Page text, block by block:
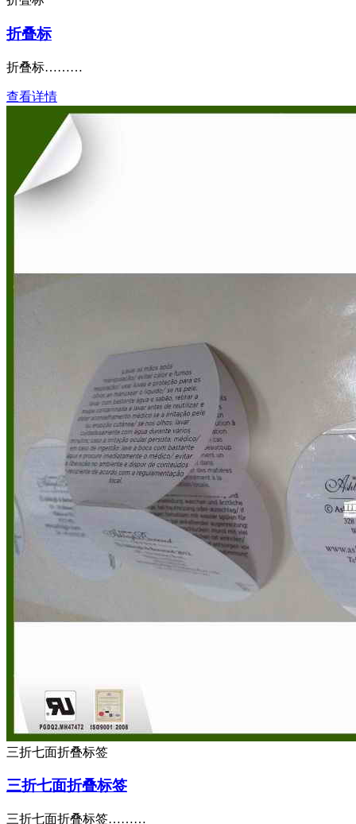
折叠标
折叠标………
查看详情
三折七面折叠标签
三折七面折叠标签
三折七面折叠标签………